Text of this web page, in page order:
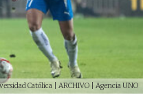
Católica | ARCHIVO | Agencia UNO